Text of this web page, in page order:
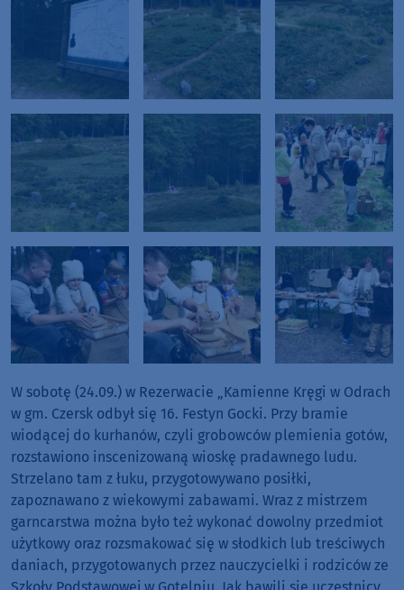
W sobotę (24.09.) w Rezerwacie „Kamienne Kręgi w Odrach
w gm. Czersk odbył się 16. Festyn Gocki. Przy bramie
wiodącej do kurhanów, czyli grobowców plemienia gotów,
rozstawiono inscenizowaną wioskę pradawnego ludu.
Strzelano tam z łuku, przygotowywano posiłki,
zapoznawano z wiekowymi zabawami. Wraz z mistrzem
garncarstwa można było też wykonać dowolny przedmiot
użytkowy oraz rozsmakować się w słodkich lub treściwych
daniach, przygotowanych przez nauczycielki i rodziców ze